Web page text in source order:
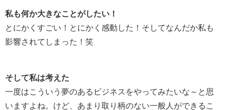
私も何か大きなことがしたい！
とにかくすごい！とにかく感動した！そしてなんだか私も
影響されてしまった！笑
そして私は考えた
一度はこういう夢のあるビジネスをやってみたいな～と思
いますよね。けど、あまり取り柄のない一般人ができるこ